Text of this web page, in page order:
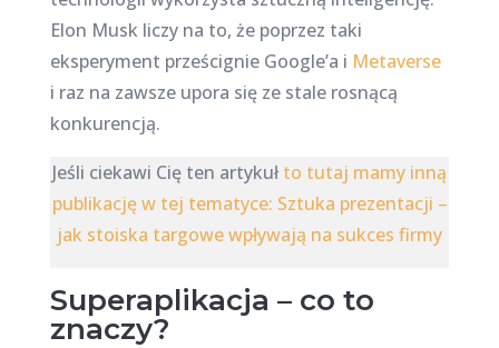
Elon Musk liczy na to, że poprzez taki
eksperyment prześcignie Google’a i Metaverse
i raz na zawsze upora się ze stale rosnącą
konkurencją.
Jeśli ciekawi Cię ten artykułto tutaj mamy inną
publikację w tej tematyce: Sztuka prezentacji –
jak stoiska targowe wpływają na sukces firmy
Superaplikacja – co to
znaczy?